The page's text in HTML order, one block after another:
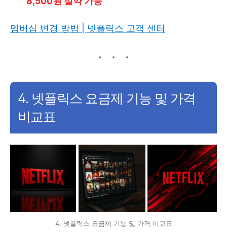
멤버십 변경 방법 | 넷플릭스 고객 센터
4. 넷플릭스 요금제 기능 및 가격
비교표
4. 넷플릭스 요금제 기능 및 가격 비교표